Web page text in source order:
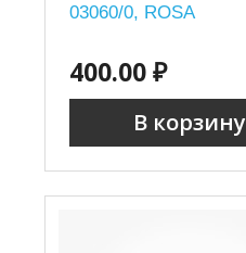
03060/0, ROSA
400.00 ₽
В корзину